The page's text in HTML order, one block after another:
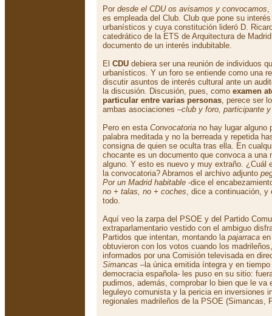
Por desde el CDU os avisamos y convocamos,
es empleada del Club. Club que pone su
urbanísticos y cuya constitución lideró D.
catedrático de la ETS de Arquitectura de
documento de un interés indubitable.
El CDU debiera ser una reunión de individuos
urbanísticos. Y un foro se entiende como una
discutir asuntos de interés cultural ante un
la discusión. Discusión, pues, como examen
particular entre varias personas, perece ser
ambas asociaciones –club y foro, participante
Pero en esta Convocatoria no hay lugar alguno
palabra meditada y no la berreada y repetida
consigna de quien se oculta tras ella. En
chocante es un documento que convoca a una
alguno. Y esto es nuevo y muy extraño. ¿Cuál
la convocatoria? Abramos el archivo adjunto
Por un Madrid habitable -dice el
no + talas, no + coches, dice a continuación, y
todo.
Aquí veo la zarpa del PSOE y del Partido
extraparlamentario vestido con el ambiguo
Partidos que intentan, montando la pajarraca
obtuvieron con los votos cuando los
informados por una Comisión televisada en
Simancas –la única emitida íntegra y en
democracia española- les puso en su sitio:
pudimos, además, comprobar lo bien que le va
leguleyo comunista y la pericia en inversiones
regionales madrileños de la PSOE (Simancas,